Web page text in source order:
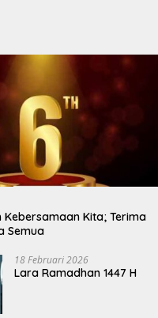
Kebersamaan Kita; Terima
Semua
18 Februari 2026
Lara Ramadhan 1447 H